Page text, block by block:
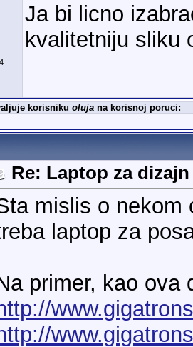
Ja bi licno
kvalitetniju sliku
korisniku olujana korisnoj poruci:
Re: Laptop za dizajn
mislis o nekom
laptop za
primer, kao ova